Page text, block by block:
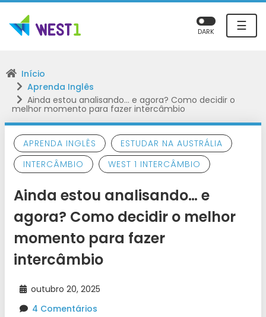
☰
DARK
Início
Aprenda Inglês
Ainda estou analisando… e agora? Como decidir o
melhor momento para fazer intercâmbio
APRENDA INGLÊS
ESTUDAR NA AUSTRÁLIA
INTERCÂMBIO
WEST 1 INTERCÂMBIO
Ainda estou analisando… e
agora? Como decidir o melhor
momento para fazer
intercâmbio
outubro 20, 2025
4 Comentários